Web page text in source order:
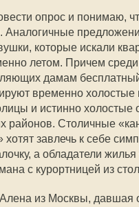
опрос и понимаю,
Аналогичные
которые искали
летом. Причем среди
дамам
временно холостые
и истинно холостые
районов. Столичные
хотят завлечь к себе
а обладатели
с курортницей из
из Москвы, давшая